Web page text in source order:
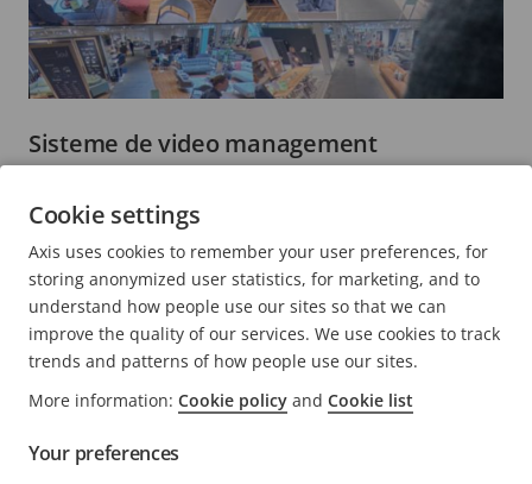
Sisteme de video management
Axis
Încă mai căutați ceva?
Cookie settings
Axis uses cookies to remember your user preferences, for
storing anonymized user statistics, for marketing, and to
understand how people use our sites so that we can
improve the quality of our services. We use cookies to track
trends and patterns of how people use our sites.
More information: Cookie policy and Cookie list
Your preferences